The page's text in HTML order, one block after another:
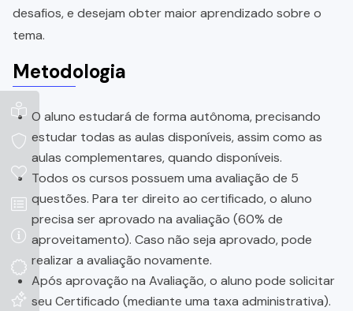
desafios, e desejam obter maior aprendizado sobre o
tema.
Metodologia
O aluno estudará de forma autônoma, precisando
estudar todas as aulas disponíveis, assim como as
aulas complementares, quando disponíveis.
Todos os cursos possuem uma avaliação de 5
questões. Para ter direito ao certificado, o aluno
precisa ser aprovado na avaliação (60% de
aproveitamento). Caso não seja aprovado, pode
realizar a avaliação novamente.
Após aprovação na Avaliação, o aluno pode solicitar
seu Certificado (mediante uma taxa administrativa).